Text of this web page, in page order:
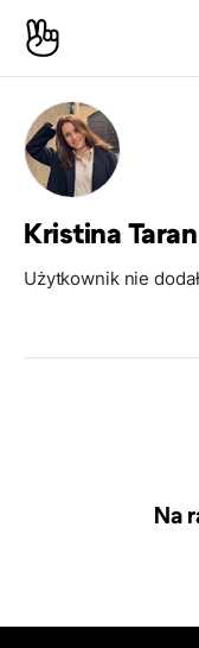
Kristina Taran
Użytkownik nie
Na